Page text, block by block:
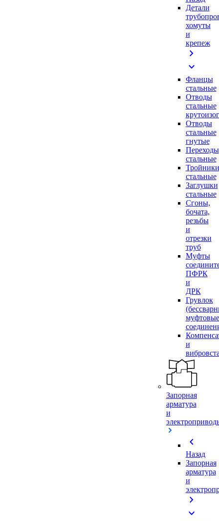
Детали
хомуты
и
крепеж
chevron_right
expand_more
Фланцы
стальные
Отводы
стальные
Отводы
стальные
гнутые
Переходы
стальные
Тройники
стальные
Заглушки
стальные
Сгоны,
бочата,
резьбы
и
отрезки
труб
Муфты
ПФРК
и
ДРК
Грувлок
муфтовые
и
Запорная
арматура
и
chevron_left
Назад
Запорная
арматура
и
chevron_right
expand_more